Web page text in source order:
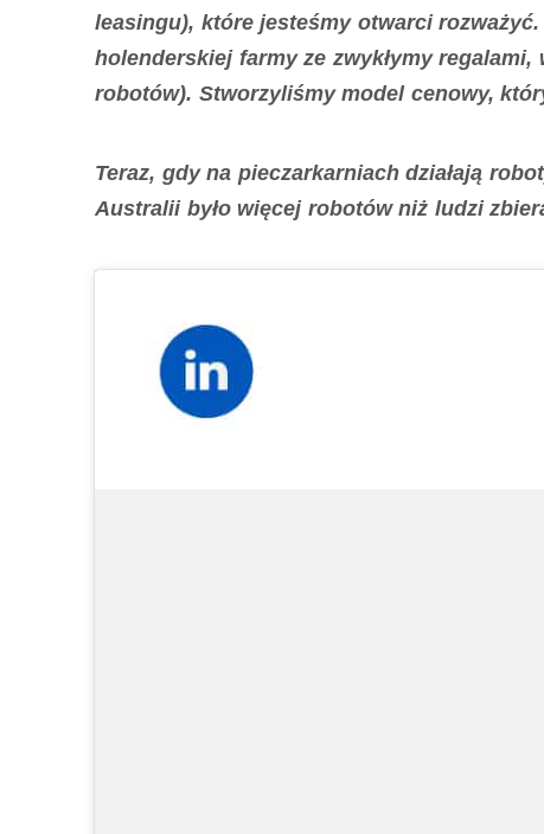
leasingu), które jesteśmy otwarci
holenderskiej farmy ze zwykłymy
robotów). Stworzyliśmy model cenowy,
Teraz, gdy na pieczarkarniach działają
Australii było więcej robotów niż ludzi